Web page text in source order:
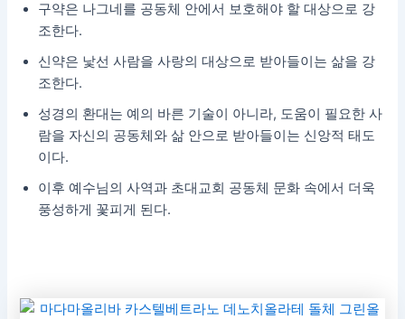
구약은 나그네를 공동체 안에서 보호해야 할 대상으로 강
조한다.
신약은 낯선 사람을 사랑의 대상으로 받아들이는 삶을 강
조한다.
성경의 환대는 예의 바른 기술이 아니라, 도움이 필요한 사
람을 자신의 공동체와 삶 안으로 받아들이는 신앙적 태도
이다.
이후 예수님의 사역과 초대교회 공동체 문화 속에서 더욱
풍성하게 꽃피게 된다.